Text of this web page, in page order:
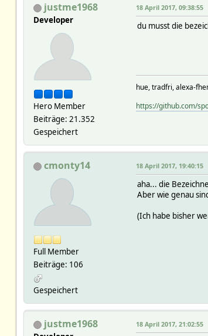
justme1968
Developer
Hero Member
Beiträge: 21.352
Gespeichert
18 April 2017, 09:38:55
du musst die
hue, tradfri, alexa-
https://github.com/
cmonty14
Full Member
Beiträge: 106
Gespeichert
18 April 2017, 19:40:15
aha... die
Aber wie genau
(Ich habe bisher
justme1968 18 April 2017, 21:02:55